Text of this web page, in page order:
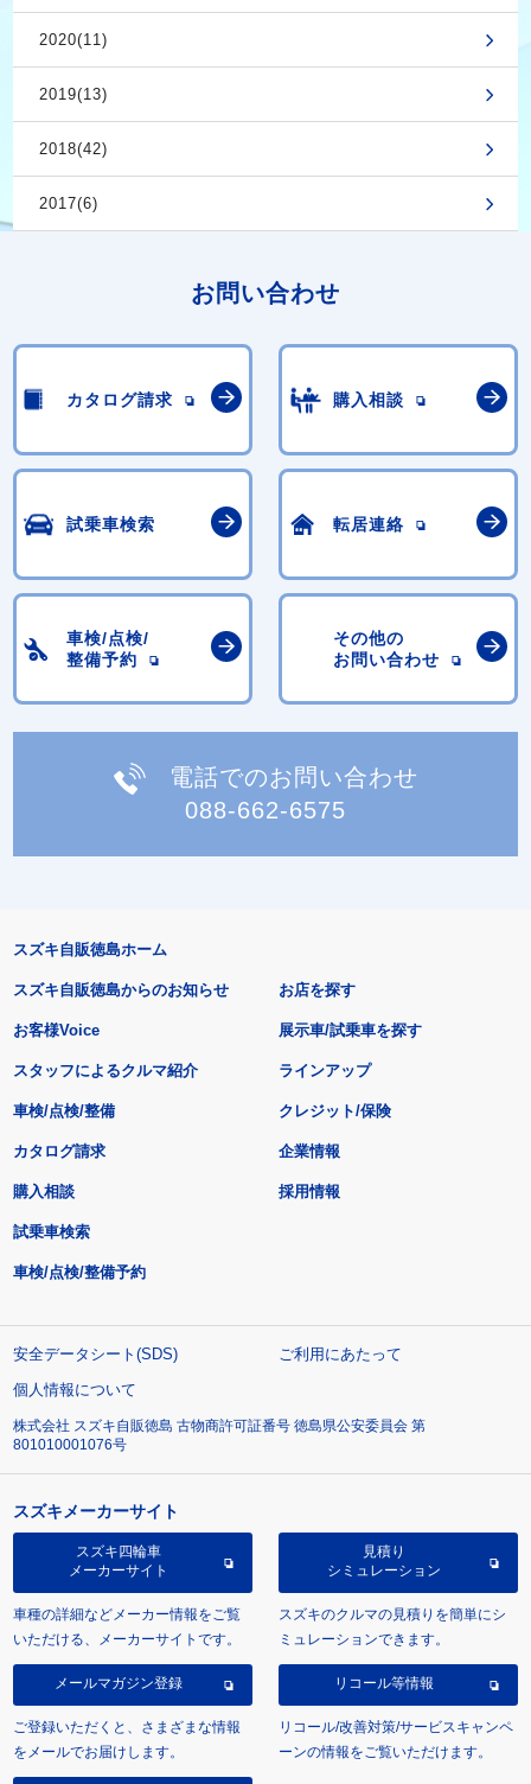
2020(11)
2019(13)
2018(42)
2017(6)
お問い合わせ
カタログ請求 購入相談
試乗車検索 転居連絡
車検/点検/
整備予約
その他の
お問い合わせ
電話でのお問い合わせ
088-662-6575
スズキ自販徳島ホーム
スズキ自販徳島からのお知らせ
お客様Voice
スタッフによるクルマ紹介
お店を探す
展示車/試乗車を探す
ラインアップ
車検/点検/整備 クレジット/保険
カタログ請求
購入相談
試乗車検索
車検/点検/整備予約
企業情報
採用情報
安全データシート(SDS)
ご利用にあたって
個人情報について
株式会社 スズキ自販徳島 古物商許可証番号 徳島県公安委員会 第
801010001076号
スズキメーカーサイト
スズキ四輪車
メーカーサイト
車種の詳細などメーカー情報をご覧
いただける、メーカーサイトです。
見積り
シミュレーション
スズキのクルマの見積りを簡単にシ
ミュレーションできます。
メールマガジン登録
ご登録いただくと、さまざまな情報
をメールでお届けします。
リコール等情報
リコール/改善対策/サービスキャンペ
ーンの情報をご覧いただけます。